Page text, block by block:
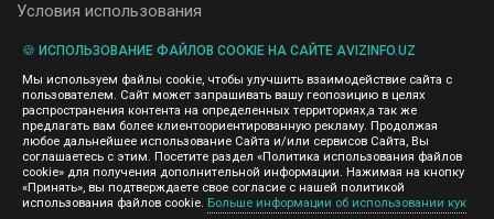
Условия использования
содержание размещенных объявлений.
Мы ценим конфиденциальность наших пользователей. Мы не
передаем и не продаем личную информацию зарегистрированных
пользователей AvizInfo.uz третьим лицам. Мы не отвечаем за
правила конфиденциальности сайтов на которые ссылается
AvizInfo.uz. На некоторых страницах нашего сайта представлена
реклама Google Adsense Advertising Network. Чтобы узнать
подробней о правилах конфиденциальности Googleнажмите тут
🍪 ИСПОЛЬЗОВАНИЕ ФАЙЛОВ COOKIE НА САЙТЕ AVIZINFO.UZ
Мы используем файлы cookie, чтобы улучшить взаимодействие сайта с
пользователем. Сайт может запрашивать вашу геопозицию в целях
распространения контента на определенных территориях,а так же
предлагать вам более клиентоориентированную рекламу. Продолжая
любое дальнейшее использование Сайта и/или сервисов Сайта, Вы
соглашаетесь с этим. Посетите раздел «Политика использования файлов
cookie» для получения дополнительной информации. Нажимая на кнопку
«Принять», вы подтверждаете свое согласие с нашей политикой
использования файлов cookie. Больше информации об использовании кук